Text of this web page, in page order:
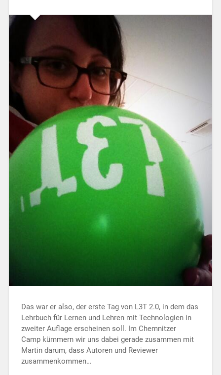
Das war er also, der erste Tag von L3T 2.0, in dem das
Lehrbuch für Lernen und Lehren mit Technologien in
zweiter Auflage erscheinen soll. Im Chemnitzer
Camp kümmern wir uns dabei gerade zusammen mit
Martin darum, dass Autoren und Reviewer
zusammenkommen…